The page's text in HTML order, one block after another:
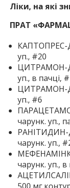
Ліки, на які
ПРАТ
КАПТОПРЕС-
уп., #20
ЦИТРАМОН-
уп., в пачці,
ЦИТРАМОН-
уп., #6
чарунк. уп.,
РАНІТИДИН-
чарунк. уп.,
чарунк. уп., в
500 мг